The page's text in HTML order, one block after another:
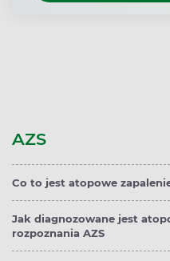
AZS
Co to jest atopowe
Jak diagnozowane jest
rozpoznania AZS